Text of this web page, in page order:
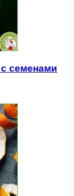
семенами